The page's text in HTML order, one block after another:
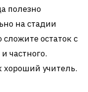
полезно
на стадии
сложите остаток с
частного.
хороший учитель.